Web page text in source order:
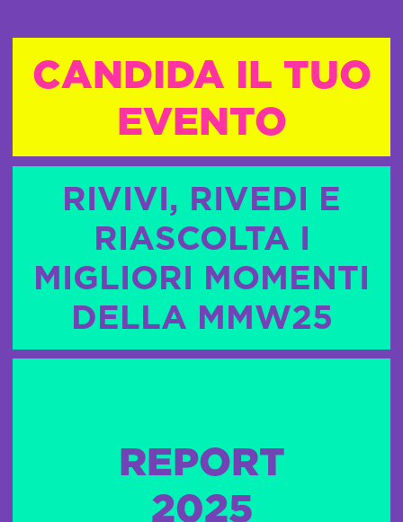
CANDIDA IL TUO
EVENTO
RIVIVI, RIVEDI E
RIASCOLTA I
MIGLIORI MOMENTI
DELLA MMW25
REPORT
2025